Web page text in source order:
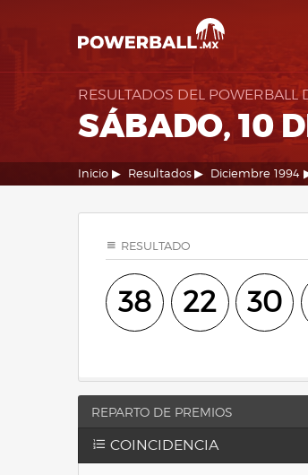
RESULTADOS DEL POWERBALL
SÁBADO, 10
Inicio Resultados Diciembre 1994
RESULTADO
38 22 30
REPARTO DE PREMIOS
COINCIDENCIA